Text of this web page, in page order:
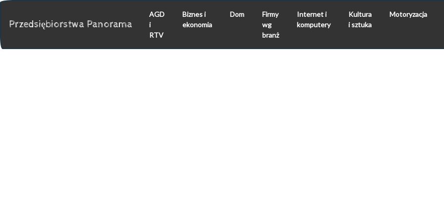
Przedsiębiorstwa Panorama
AGD
i
RTV
Biznes i
ekonomia
Dom
Firmy
wg
branż
Internet i
komputery
Kultura
i sztuka
Motoryzacja